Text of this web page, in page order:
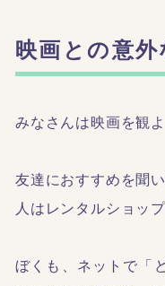
映画との意外
みなさんは映画を観
友達におすすめを聞
人はレンタルショッ
ぼくも、ネットで「